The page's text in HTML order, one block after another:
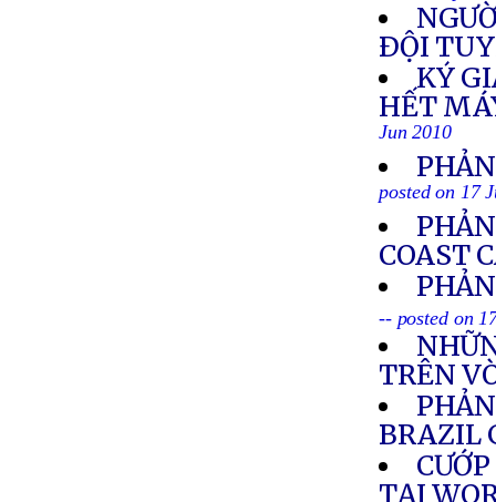
ÐỘI
KÝ
HẾT
Jun 2010
posted on 17
COAST
-- posted on
TRÊN
BRAZIL
TẠI